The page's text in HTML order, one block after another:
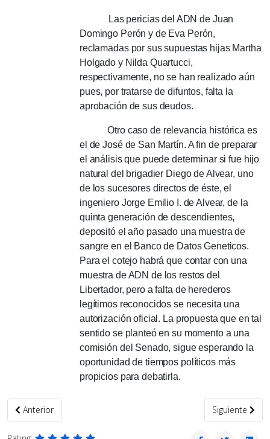
Las pericias del ADN de Juan
Domingo Perón y de Eva Perón,
reclamadas por sus supuestas hijas Martha
Holgado y Nilda Quartucci,
respectivamente, no se han realizado aún
pues, por tratarse de difuntos, falta la
aprobación de sus deudos.
Otro caso de relevancia histórica es
el de José de San Martín. A fin de preparar
el análisis que puede determinar si fue hijo
natural del brigadier Diego de Alvear, uno
de los sucesores directos de éste, el
ingeniero Jorge Emilio I. de Alvear, de la
quinta generación de descendientes,
depositó el año pasado una muestra de
sangre en el Banco de Datos Geneticos.
Para el cotejo habrá que contar con una
muestra de ADN de los restos del
Libertador, pero a falta de herederos
legítimos reconocidos se necesita una
autorización oficial. La propuesta que en tal
sentido se planteó en su momento a una
comisión del Senado, sigue esperando la
oportunidad de tiempos políticos más
propicios para debatirla.
Artículo anterior: El proyecto americanista de los revolucionarios
Anterior Artículo
Siguiente